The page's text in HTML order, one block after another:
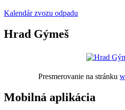
Kalendár zvozu odpadu
Hrad Gýmeš
Presmerovanie na stránku
Mobilná aplikácia